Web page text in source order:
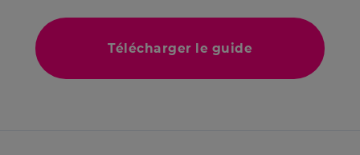
Télécharger le guide